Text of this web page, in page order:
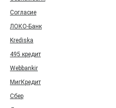
Согласие
ЛОКО-Банк
Krediska
495 кредит
Webbankir
МигКредит
Сбер